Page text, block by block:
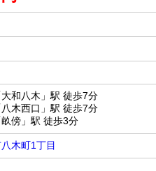
和八木」駅 徒歩7分
木西口」駅 徒歩7分
畝傍」駅 徒歩3分
木町1丁目